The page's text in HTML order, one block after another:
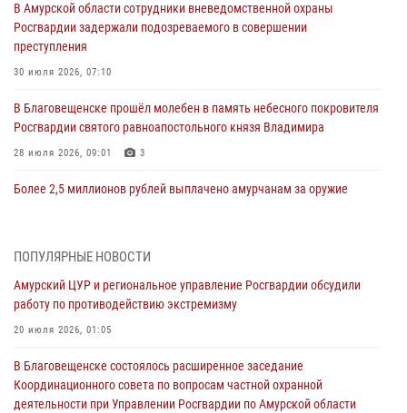
В Амурской области сотрудники вневедомственной охраны
Росгвардии задержали подозреваемого в совершении
преступления
30 июля 2026, 07:10
В Благовещенске прошёл молебен в память небесного покровителя
Росгвардии святого равноапостольного князя Владимира
28 июля 2026, 09:01 3
Более 2,5 миллионов рублей выплачено амурчанам за оружие
Росгвардии Амурской области в период с 20 по 26 июля 2026 года
27 июля 2026, 06:28
охраны
23 июля 2026, 07:49
ПОПУЛЯРНЫЕ НОВОСТИ
Амурский ЦУР и региональное управление Росгвардии обсудили
работу по противодействию экстремизму
20 июля 2026, 01:05
В Благовещенске состоялось расширенное заседание
Координационного совета по вопросам частной охранной
деятельности при Управлении Росгвардии по Амурской области